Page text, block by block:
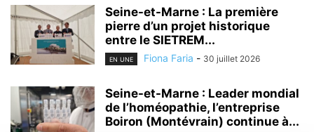
Seine-et-Marne : La première
pierre d’un projet historique
entre le SIETREM...
EN UNE Fiona Faria - 30 juillet 2026
Seine-et-Marne : Leader mondial
de l’homéopathie, l’entreprise
Boiron (Montévrain) continue à...